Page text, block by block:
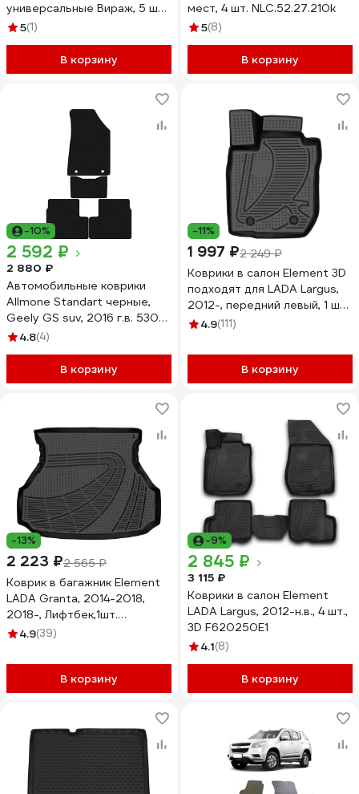
универсальные Вираж, 5 шт
с отдельной перемычкой
5(1)
В корзину
мест, 4 шт. NLC.52.27.210k
5(8)
В корзину
-10%
2 592 ₽
2 880 ₽
Автомобильные коврики
Allmone Standart черные,
Geely GS suv, 2016 г.в. 5308-
5YT-F01K
4.8(4)
В корзину
-11%
1 997 ₽2 249 ₽
Коврики в салон Element 3D
подходят для LADA Largus,
2012-, передний левый, 1 шт.,
полиуретан / Лада Ларгус
4.9(111)
В корзину
-13%
2 223 ₽2 565 ₽
Коврик в багажник Element
LADA Granta, 2014-2018,
2018-, Лифтбек,1шт.
E400250E1
4.9(39)
В корзину
-9%
2 845 ₽
3 115 ₽
Коврики в салон Element
LADA Largus, 2012-н.в., 4 шт.,
3D F620250E1
4.1(8)
В корзину